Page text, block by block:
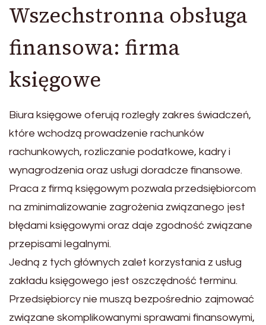
Wszechstronna obsługa
finansowa: firma
księgowe
Biura księgowe oferują rozległy zakres świadczeń,
które wchodzą prowadzenie rachunków
rachunkowych, rozliczanie podatkowe, kadry i
wynagrodzenia oraz usługi doradcze finansowe.
Praca z firmą księgowym pozwala przedsiębiorcom
na zminimalizowanie zagrożenia związanego jest
błędami księgowymi oraz daje zgodność związane
przepisami legalnymi.
Jedną z tych głównych zalet korzystania z usług
zakładu księgowego jest oszczędność terminu.
Przedsiębiorcy nie muszą bezpośrednio zajmować
związane skomplikowanymi sprawami finansowymi,